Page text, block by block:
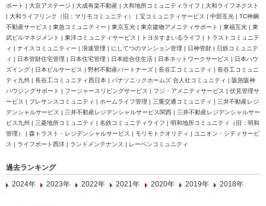
ポート | 大京アステージ | 大成有楽不動産 | 大和地所コミュニティライフ | 大和ライフネクスト
| 大和ライフリンク（旧：マリモコミュニティ） | 宝コミュニティサービス | 中部互光 | TC神鋼
不動産サービス | 東急コミュニティー | 東京互光 | 東京建物アメニティサポート | 東福互光 | 東
武ビルマネジメント | 東洋コミュニティサービス | トヨタすまいるライフ | トラストコミュニテ
ィ | ナイスコミュニティー | 浪速管理 | にしてつのマンション管理 | 日神管財 | 日鉄コミュニテ
ィ | 日本管財住宅管理 | 日本住宅管理 | 日本総合住生活 | 日本ネットワークサービス | 日本ハウ
ズイング | 日本ビルサービス | 野村不動産パートナーズ | 長谷工コミュニティ | 長谷工コミュニ
ティ九州 | 長谷工コミュニティ西日本 | パナソニックホームズ 合人社コミュニティ | 阪急阪神
ハウジングサポート | フージャースリビングサービス | フジ・アメニティサービス | 伏見管理サ
ービス | プレサンスコミュニティ | ホームライフ管理 | 三重交通コミュニティ | 三井不動産レジ
デンシャルサービス | 三井不動産レジデンシャルサービス関西 | 三井不動産レジデンシャルサー
ビス九州 | 三菱地所コミュニティ | 名鉄コミュニティライフ | 明和地所コミュニティ（旧：明和
管理） | 森トラスト・レジデンシャルサービス | モリモトクオリティ | ユニオン・シティサービ
ス | ライフポート西洋 | ランドメンテナンス | レーベンコミュニティ
過去ランキング
2024年
2023年 2022年 2021年 2020年 2019年 2018年